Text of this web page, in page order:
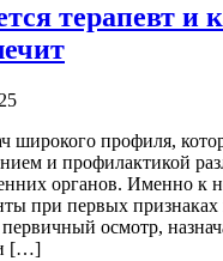
терапевт и
широкого профиля,
и профилактикой
органов. Именно к
при первых признаках
осмотр,
[…]